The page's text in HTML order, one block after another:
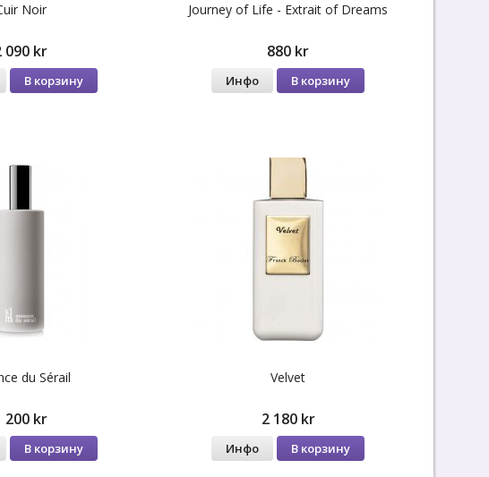
Noir
090 kr
В корзину
Journey of Life - Extrait of Dreams
880 kr
Инфо В корзину
du Sérail
200 kr
В корзину
Velvet
2 180 kr
Инфо В корзину